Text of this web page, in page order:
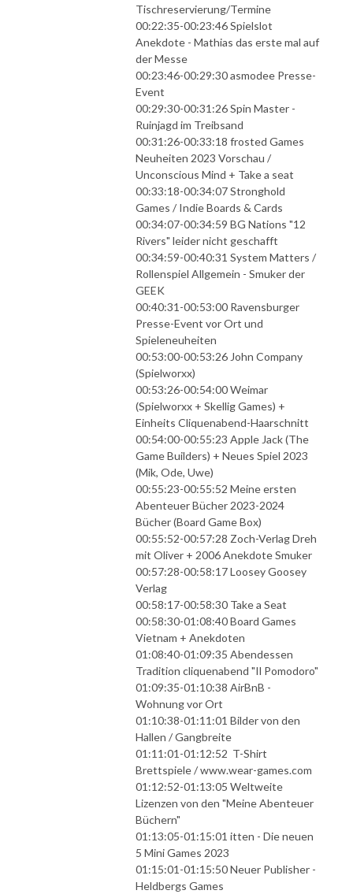
Tischreservierung/Termine
00:22:35-00:23:46 Spielslot
Anekdote - Mathias das erste mal auf
der Messe
00:23:46-00:29:30 asmodee Presse-
Event
00:29:30-00:31:26 Spin Master -
Ruinjagd im Treibsand
00:31:26-00:33:18 frosted Games
Neuheiten 2023 Vorschau /
Unconscious Mind + Take a seat
00:33:18-00:34:07 Stronghold
Games / Indie Boards & Cards
00:34:07-00:34:59 BG Nations "12
Rivers" leider nicht geschafft
00:34:59-00:40:31 System Matters /
Rollenspiel Allgemein - Smuker der
GEEK
00:40:31-00:53:00 Ravensburger
Presse-Event vor Ort und
Spieleneuheiten
00:53:00-00:53:26 John Company
(Spielworxx)
00:53:26-00:54:00 Weimar
(Spielworxx + Skellig Games) +
Einheits Cliquenabend-Haarschnitt
00:54:00-00:55:23 Apple Jack (The
Game Builders) + Neues Spiel 2023
(Mik, Ode, Uwe)
00:55:23-00:55:52 Meine ersten
Abenteuer Bücher 2023-2024
Bücher (Board Game Box)
00:55:52-00:57:28 Zoch-Verlag Dreh
mit Oliver + 2006 Anekdote Smuker
00:57:28-00:58:17 Loosey Goosey
Verlag
00:58:17-00:58:30 Take a Seat
00:58:30-01:08:40 Board Games
Vietnam + Anekdoten
01:08:40-01:09:35 Abendessen
Tradition cliquenabend "Il Pomodoro"
01:09:35-01:10:38 AirBnB -
Wohnung vor Ort
01:10:38-01:11:01 Bilder von den
Hallen / Gangbreite
01:11:01-01:12:52 T-Shirt
Brettspiele / www.wear-games.com
01:12:52-01:13:05 Weltweite
Lizenzen von den "Meine Abenteuer
Büchern"
01:13:05-01:15:01 itten - Die neuen
5 Mini Games 2023
01:15:01-01:15:50 Neuer Publisher -
Heldbergs Games